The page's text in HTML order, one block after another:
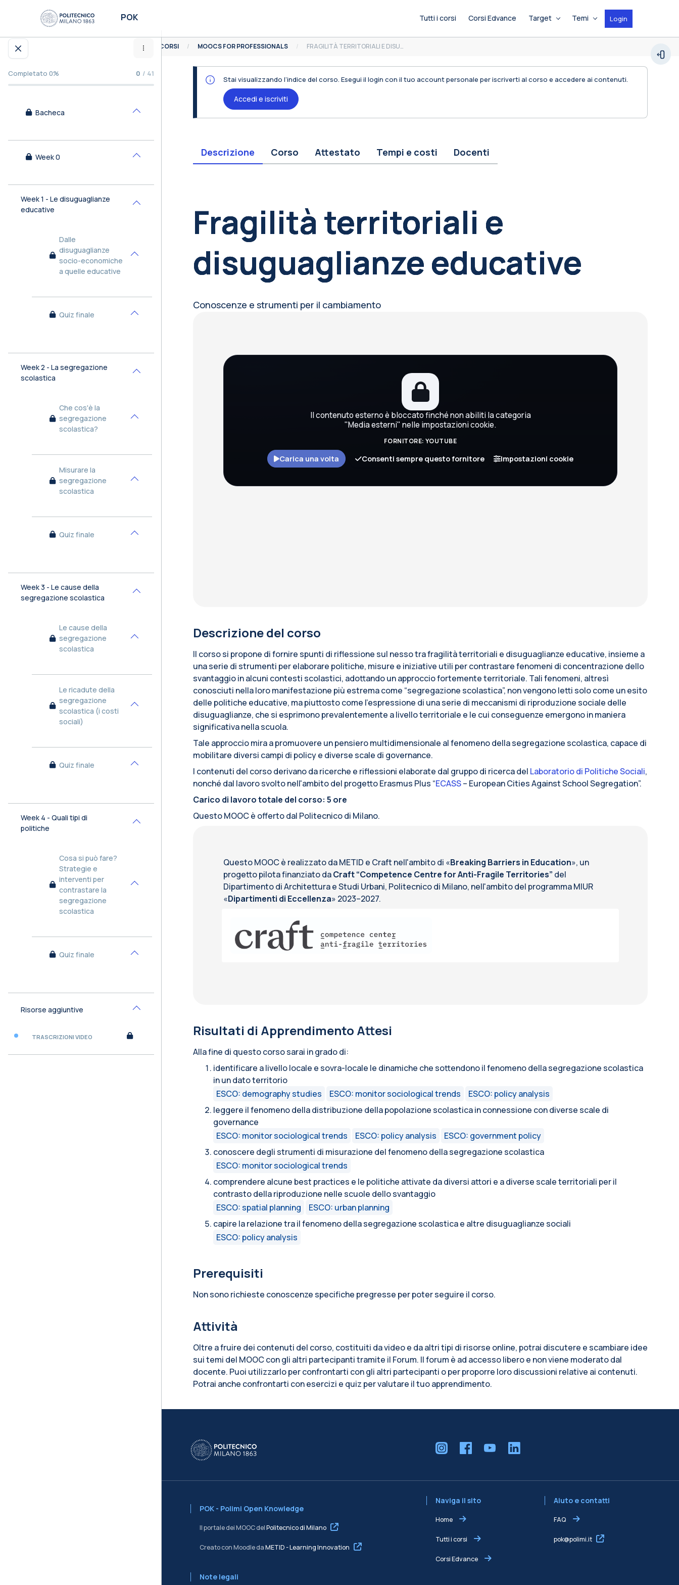
Completato 0% 0 / 41
Bacheca
Week 0
Week 1 - Le disuguaglianze
educative
Dalle
disuguaglianze
socio-economiche
a quelle educative
Quiz finale
Week 2 - La segregazione
scolastica
Che cos'è la
segregazione
scolastica?
Misurare la
segregazione
scolastica
Quiz finale
Week 3 - Le cause della
segregazione scolastica
Le cause della
segregazione
scolastica
Le ricadute della
segregazione
scolastica (i costi
sociali)
Quiz finale
Week 4 - Quali tipi di
politiche
Cosa si può fare?
Strategie e
interventi per
contrastare la
segregazione
scolastica
Quiz finale
Risorse aggiuntive
TRASCRIZIONI VIDEO
POK Tutti i corsi Corsi Edvance Target Temi Login
Apri indice del corso
CORSI MOOCS FOR PROFESSIONALS FRAGILITÀ TERRITORIALI E DISUGUAGLIANZE EDUCATIVE
Stai visualizzando l’indice del corso. Esegui il login con il tuo account personale per iscriverti al corso e accedere ai contenuti.
Accedi e iscriviti
Descrizione Corso Attestato Tempi e costi Docenti
Blocchi
Fragilità territoriali e
disuguaglianze educative
Conoscenze e strumenti per il cambiamento
Il contenuto esterno è bloccato finché non abiliti la categoria
"Media esterni" nelle impostazioni cookie.
FORNITORE: YOUTUBE
Carica una volta Consenti sempre questo fornitore Impostazioni cookie
Descrizione del corso
Il corso si propone di fornire spunti di riflessione sul nesso tra fragilità territoriali e disuguaglianze educative, insieme a
una serie di strumenti per elaborare politiche, misure e iniziative utili per contrastare fenomeni di concentrazione dello
svantaggio in alcuni contesti scolastici, adottando un approccio fortemente territoriale. Tali fenomeni, altresì
conosciuti nella loro manifestazione più estrema come “segregazione scolastica”, non vengono letti solo come un esito
delle politiche educative, ma piuttosto come l’espressione di una serie di meccanismi di riproduzione sociale delle
disuguaglianze, che si esprimono prevalentemente a livello territoriale e le cui conseguenze emergono in maniera
significativa nella scuola.
Tale approccio mira a promuovere un pensiero multidimensionale al fenomeno della segregazione scolastica, capace di
mobilitare diversi campi di policy e diverse scale di governance.
I contenuti del corso derivano da ricerche e riflessioni elaborate dal gruppo di ricerca del Laboratorio di Politiche Sociali,
nonché dal lavoro svolto nell'ambito del progetto Erasmus Plus “ECASS– European Cities Against School Segregation”.
Carico di lavoro totale del corso: 5 ore
Questo MOOC è offerto dal Politecnico di Milano.
Questo MOOC è realizzato da METID e Craft nell'ambito di «Breaking Barriers in Education», un
progetto pilota finanziato daCraft “Competence Centre for Anti-Fragile Territories” del
Dipartimento di Architettura e Studi Urbani, Politecnico di Milano, nell'ambito del programma MIUR
«Dipartimenti di Eccellenza» 2023–2027.
Risultati di Apprendimento Attesi
Alla fine di questo corso sarai in grado di:
identificare a livello locale e sovra-locale le dinamiche che sottendono il fenomeno della segregazione scolastica
in un dato territorio
ESCO: demography studies
ESCO: monitor sociological trends
ESCO: policy analysis
leggere il fenomeno della distribuzione della popolazione scolastica in connessione con diverse scale di
governance
ESCO: monitor sociological trends
ESCO: policy analysis
ESCO: government policy
conoscere degli strumenti di misurazione del fenomeno della segregazione scolastica
ESCO: monitor sociological trends
comprendere alcune best practices e le politiche attivate da diversi attori e a diverse scale territoriali per il
contrasto della riproduzione nelle scuole dello svantaggio
ESCO: spatial planning
ESCO: urban planning
capire la relazione tra il fenomeno della segregazione scolastica e altre disuguaglianze sociali
ESCO: policy analysis
Prerequisiti
Non sono richieste conoscenze specifiche pregresse per poter seguire il corso.
Attività
Oltre a fruire dei contenuti del corso, costituiti da video e da altri tipi di risorse online, potrai discutere e scambiare idee
sui temi del MOOC con gli altri partecipanti tramite il Forum. Il forum è ad accesso libero e non viene moderato dal
docente. Puoi utilizzarlo per confrontarti con gli altri partecipanti o per proporre loro discussioni relative ai contenuti.
Potrai anche confrontarti con esercizi e quiz per valutare il tuo apprendimento.
POK - Polimi Open Knowledge
Il portale dei MOOC delPolitecnico di Milano
Creato con Moodle daMETID - Learning Innovation
Naviga il sito
Home
Tutti i corsi
Corsi Edvance
Aiuto e contatti
FAQ
pok@polimi.it
Note legali